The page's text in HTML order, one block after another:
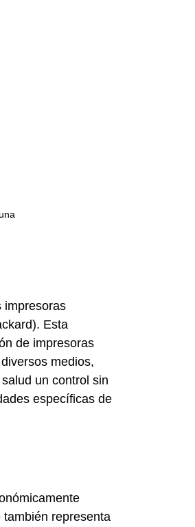
impresoras
Esta
de impresoras
medios,
un control sin
específicas de
representa